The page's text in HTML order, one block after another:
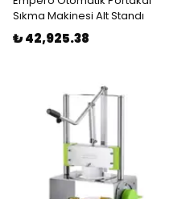
Sıkma Makinesi Alt Standı
₺ 42,925.38